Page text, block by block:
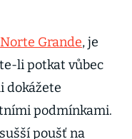
Norte Grande, je
li potkat vůbec
dokážete
podmínkami.
poušť na